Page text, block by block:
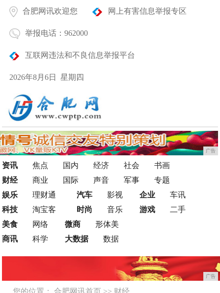
合肥网讯欢迎您 网上有害信息举报专区
举报电话：962000
互联网违法和不良信息举报平台
2026年8月6日 星期四
广告
资讯 焦点 国内 经济 社会
书画
财经
商业 国际 声音 军事
专题
娱乐
理财通
科技
淘宝客
汽车
影视
时尚
音乐
企业
车讯
游戏
二手
美食
网络
商讯
科学
微商
形体美
大数据
数据
广告
您的位置：合肥网讯首页 >> 财经